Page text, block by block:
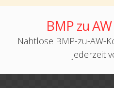
BMP zu
Nahtlose BMP-zu-AW-
jederzeit